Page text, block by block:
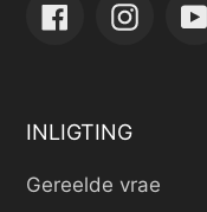
Facebook
INLIGTING
Gereelde vrae